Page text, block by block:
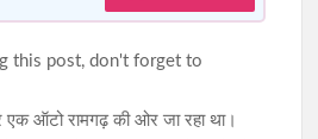
this post, don't forget to
एक ऑटो रामगढ़ की ओर जा रहा था।